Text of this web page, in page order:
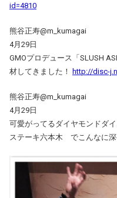
id=4810
熊谷正寿@m_kumagai
4月29日
GMOプロデュース「SLUSH
材してきました！
http://disc-
熊谷正寿@m_kumagai
4月29日
可愛がってるダイヤモンドダ
ステーキ六本木 でこんなに